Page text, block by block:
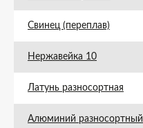
Свинец (переплав)
Нержавейка 10
Латунь разносортная
Алюминий разносортный